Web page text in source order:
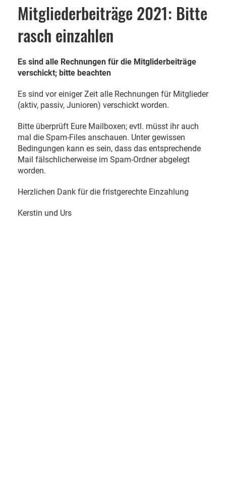
Mitgliederbeiträge 2021: Bitte
rasch einzahlen
Es sind alle Rechnungen für die Mitgliderbeiträge
verschickt; bitte beachten
Es sind vor einiger Zeit alle Rechnungen für Mitglieder
(aktiv, passiv, Junioren) verschickt worden.
Bitte überprüft Eure Mailboxen; evtl. müsst ihr auch
mal die Spam-Files anschauen. Unter gewissen
Bedingungen kann es sein, dass das entsprechende
Mail fälschlicherweise im Spam-Ordner abgelegt
worden.
Herzlichen Dank für die fristgerechte Einzahlung
Kerstin und Urs